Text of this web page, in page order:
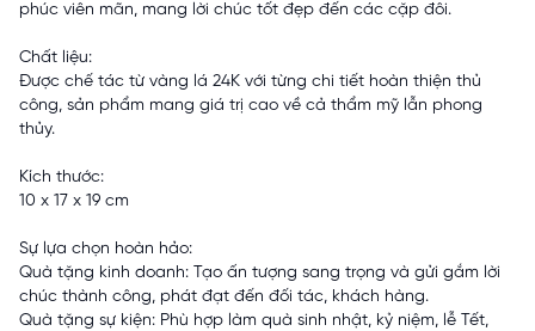
phúc viên mãn, mang lời chúc tốt đẹp đến các cặp đôi.
Chất liệu:
Được chế tác từ vàng lá 24K với từng chi tiết hoàn thiện thủ
công, sản phẩm mang giá trị cao về cả thẩm mỹ lẫn phong
thủy.
Kích thước:
10 x 17 x 19 cm
Sự lựa chọn hoàn hảo:
Quà tặng kinh doanh: Tạo ấn tượng sang trọng và gửi gắm lời
chúc thành công, phát đạt đến đối tác, khách hàng.
Quà tặng sự kiện: Phù hợp làm quà sinh nhật, kỷ niệm, lễ Tết,